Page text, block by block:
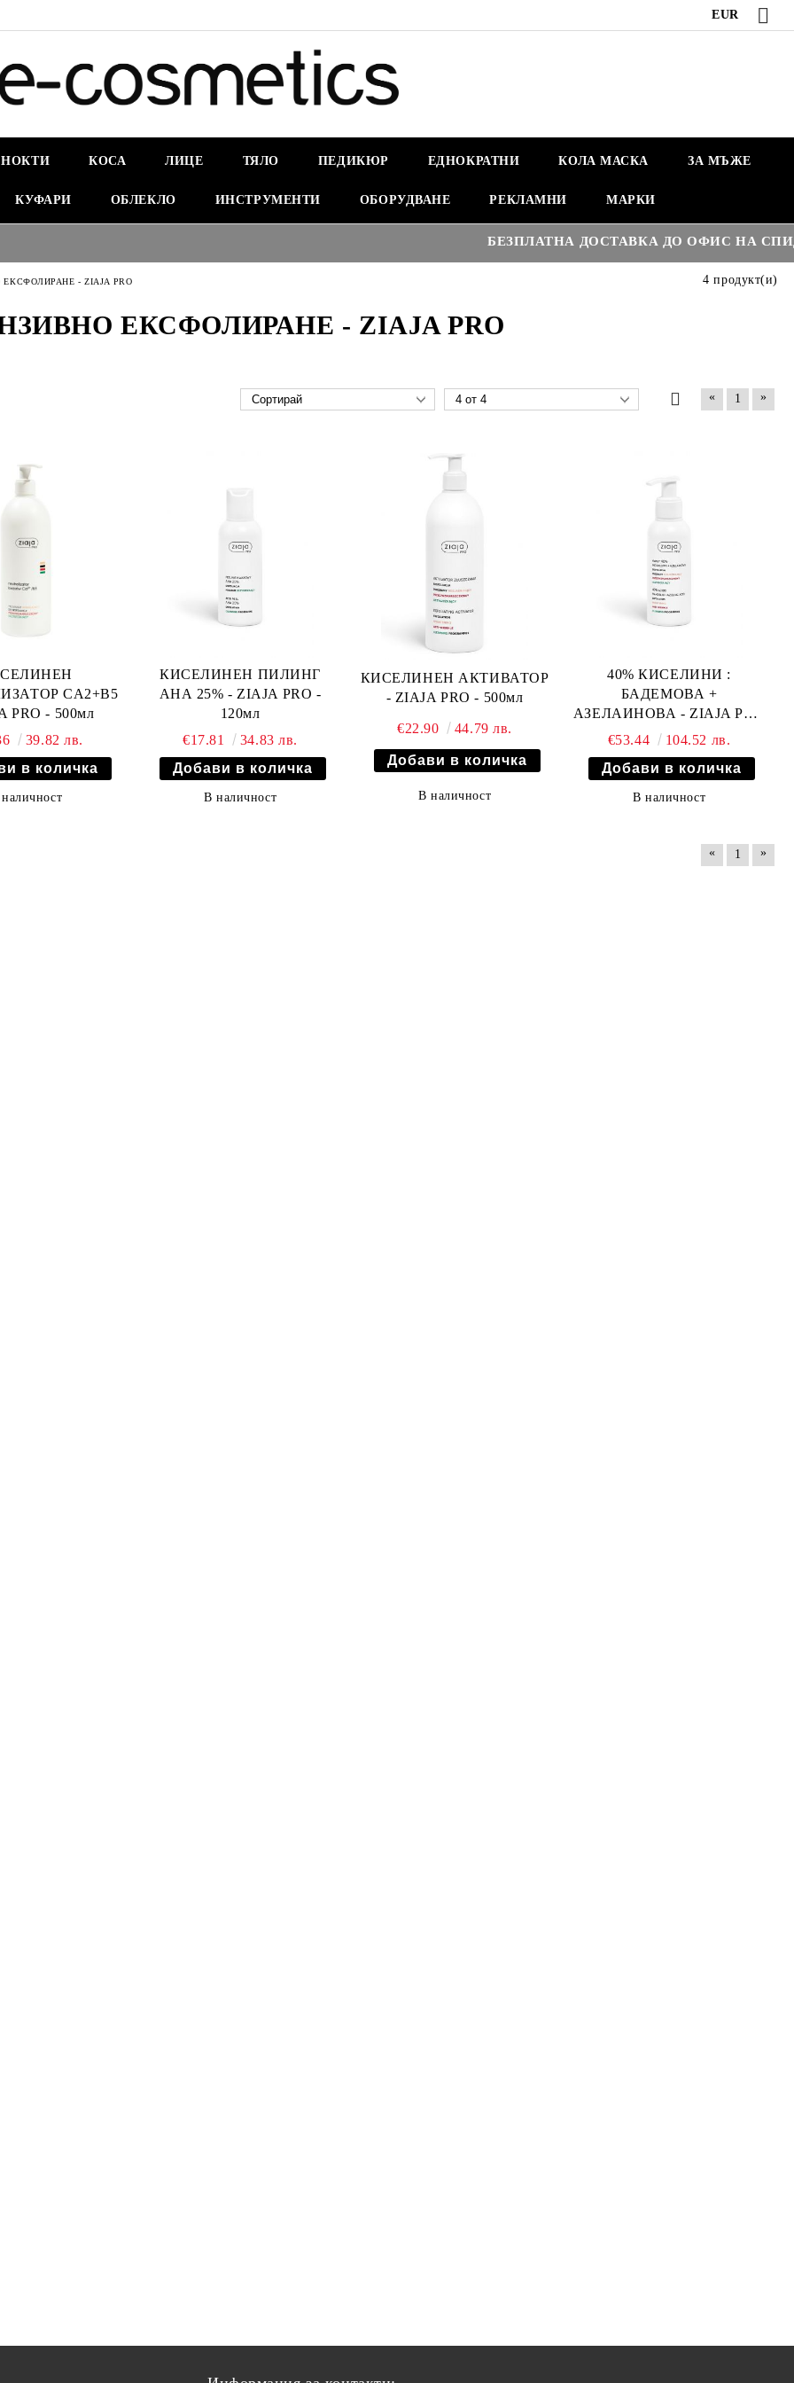
EUR
НОКТИ КОСА ЛИЦЕ ТЯЛО ПЕДИКЮР ЕДНОКРАТНИ КОЛА МАСКА ЗА МЪЖЕ
КУФАРИ ОБЛЕКЛО ИНСТРУМЕНТИ ОБОРУДВАНЕ РЕКЛАМНИ МАРКИ
БЕЗПЛАТНА ДОСТАВКА ДО ОФИС НА СПИДИ
- ZIAJA PRO
ЕКСФОЛИРАНЕ - ZIAJA PRO
4 продукт(и)
« 1 »
CA2+B5
PRO - 500мл
39.82 лв.
КИСЕЛИНЕН ПИЛИНГ
АНА 25% - ZIAJA PRO -
120мл
€17.81
34.83 лв.
В наличност
КИСЕЛИНЕН АКТИВАТОР
- ZIAJA PRO - 500мл
€22.90 44.79 лв.
В наличност
40% КИСЕЛИНИ :
БАДЕМОВА +
АЗЕЛАИНОВА - ZIAJA PRO
- 100мл
€53.44 104.52 лв.
В наличност
« 1 »